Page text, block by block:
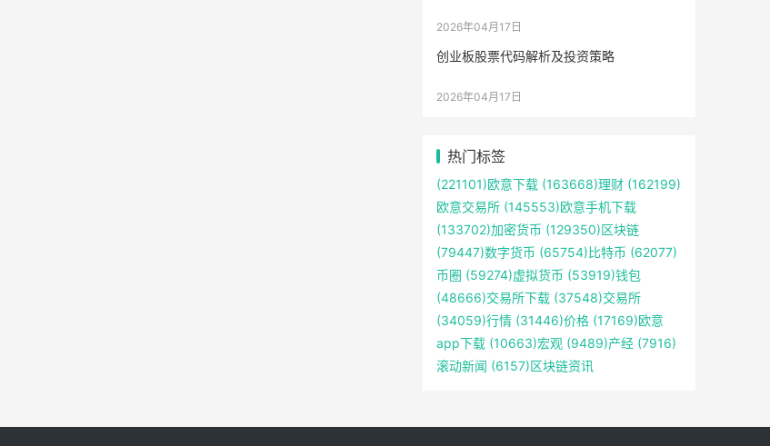
2026年04月17日
创业板股票代码解析及投资策略
2026年04月17日
热门标签
(221101)欧意下载 (163668)理财 (162199)
欧意交易所 (145553)欧意手机下载
(133702)加密货币 (129350)区块链
(79447)数字货币 (65754)比特币 (62077)
币圈 (59274)虚拟货币 (53919)钱包
(48666)交易所下载 (37548)交易所
(34059)行情 (31446)价格 (17169)欧意
app下载 (10663)宏观 (9489)产经 (7916)
滚动新闻 (6157)区块链资讯